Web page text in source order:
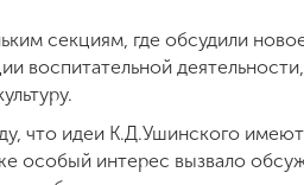
секциям, где обсудили
воспитательной
что идеи К.Д.Ушинского
особый интерес вызвало